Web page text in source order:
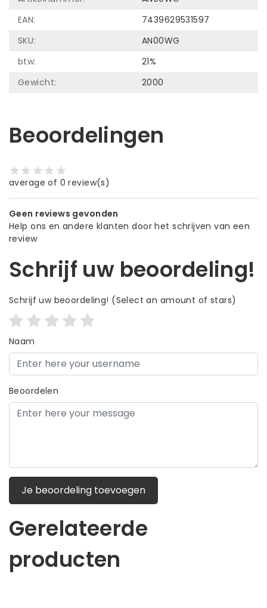
EAN:
7439629531597
SKU:
AN00WG
btw:
21%
Gewicht:
2000
Beoordelingen
average of 0 review(s)
Geen reviews gevonden
Help ons en andere klanten door het schrijven van een
review
Schrijf uw beoordeling!
Schrijf uw beoordeling! (Select an amount of stars)
Naam
Beoordelen
Je beoordeling toevoegen
Gerelateerde
producten